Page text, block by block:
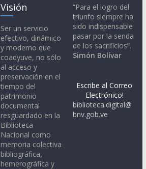
Visión
Ser un servicio
efectivo, dinámico
y moderno que
coadyuve, no sólo
al acceso y
preservación en el
tiempo del
patrimonio
documental
resguardado en la
Biblioteca
Nacional como
memoria colectiva
bibliográfica,
hemerográfica y
“Para el logro del
triunfo siempre ha
sido indispensable
pasar por la senda
de los sacrificios”.
Simón Bolívar
Escribe al Correo
Electrónico!
biblioteca.digital@
bnv.gob.ve